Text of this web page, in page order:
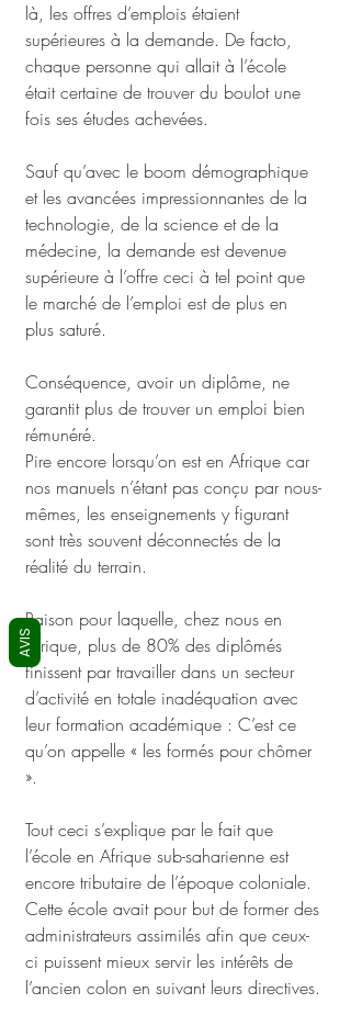
là, les offres d’emplois étaient
supérieures à la demande. De facto,
chaque personne qui allait à l’école
était certaine de trouver du boulot une
fois ses études achevées.
Sauf qu’avec le boom démographique
et les avancées impressionnantes de la
technologie, de la science et de la
médecine, la demande est devenue
supérieure à l’offre ceci à tel point que
le marché de l’emploi est de plus en
plus saturé.
Conséquence, avoir un diplôme, ne
garantit plus de trouver un emploi bien
rémunéré.
Pire encore lorsqu’on est en Afrique car
nos manuels n’étant pas conçu par nous-
mêmes, les enseignements y figurant
sont très souvent déconnectés de la
réalité du terrain.
Raison pour laquelle, chez nous en
Afrique, plus de 80% des diplômés
finissent par travailler dans un secteur
d’activité en totale inadéquation avec
leur formation académique : C’est ce
qu’on appelle « les formés pour chômer
».
Tout ceci s’explique par le fait que
l’école en Afrique sub-saharienne est
encore tributaire de l’époque coloniale.
Cette école avait pour but de former des
administrateurs assimilés afin que ceux-
ci puissent mieux servir les intérêts de
l’ancien colon en suivant leurs directives.
AVIS